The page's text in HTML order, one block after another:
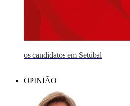
os candidatos em Setúbal
OPINIÃO